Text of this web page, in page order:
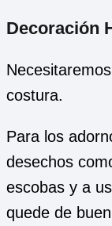
Decoración
costura.
Para los
desechos
escobas y a
quede de